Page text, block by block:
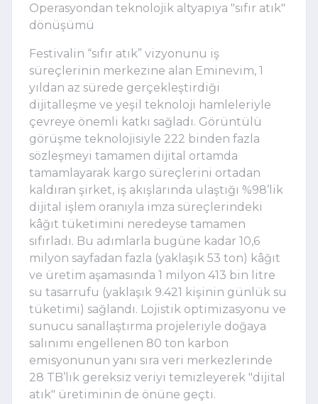
Operasyondan teknolojik altyapıya "sıfır atık"
dönüşümü
Festivalin “sıfır atık” vizyonunu iş
süreçlerinin merkezine alan Eminevim, 1
yıldan az sürede gerçekleştirdiği
dijitalleşme ve yeşil teknoloji hamleleriyle
çevreye önemli katkı sağladı. Görüntülü
görüşme teknolojisiyle 222 binden fazla
sözleşmeyi tamamen dijital ortamda
tamamlayarak kargo süreçlerini ortadan
kaldıran şirket, iş akışlarında ulaştığı %98’lik
dijital işlem oranıyla imza süreçlerindeki
kâğıt tüketimini neredeyse tamamen
sıfırladı. Bu adımlarla bugüne kadar 10,6
milyon sayfadan fazla (yaklaşık 53 ton) kâğıt
ve üretim aşamasında 1 milyon 413 bin litre
su tasarrufu (yaklaşık 9.421 kişinin günlük su
tüketimi) sağlandı. Lojistik optimizasyonu ve
sunucu sanallaştırma projeleriyle doğaya
salınımı engellenen 80 ton karbon
emisyonunun yanı sıra veri merkezlerinde
28 TB’lık gereksiz veriyi temizleyerek "dijital
atık" üretiminin de önüne geçti.